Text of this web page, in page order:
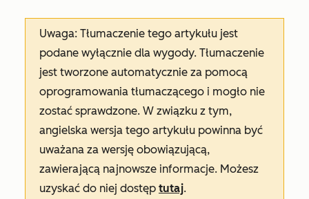
Uwaga: Tłumaczenie tego artykułu jest
podane wyłącznie dla wygody. Tłumaczenie
jest tworzone automatycznie za pomocą
oprogramowania tłumaczącego i mogło nie
zostać sprawdzone. W związku z tym,
angielska wersja tego artykułu powinna być
uważana za wersję obowiązującą,
zawierającą najnowsze informacje. Możesz
uzyskać do niej dostęp tutaj.